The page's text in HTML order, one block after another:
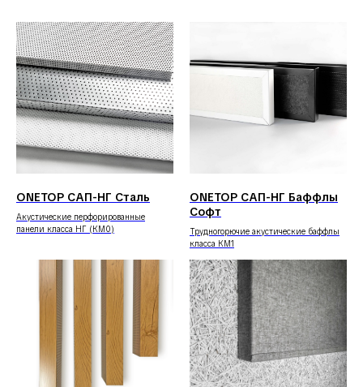
ONETOP САП-НГ Сталь
Акустические перфорированные
панели класса НГ (КМ0)
ONETOP САП-НГ Баффлы
Софт
Трудногорючие акустические баффлы
класса КМ1